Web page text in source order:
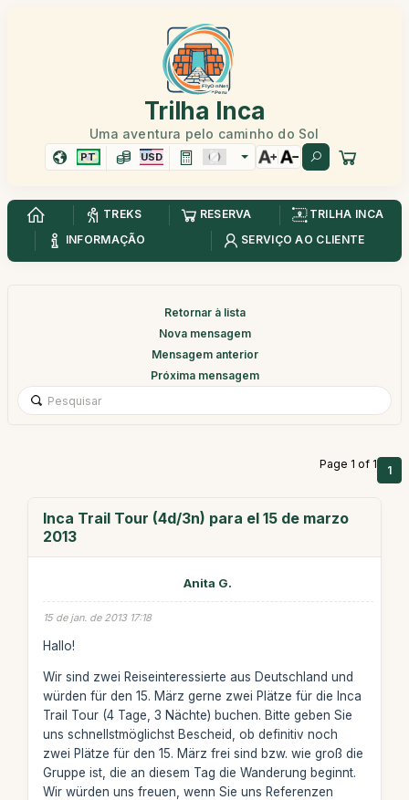
Trilha Inca
Uma aventura pelo caminho do Sol
PT USD
TREKS RESERVA
TRILHA INCA
INFORMAÇÃO
SERVIÇO AO CLIENTE
Retornar à lista
Nova mensagem
Mensagem anterior
Próxima mensagem
Page 1 of 1 1
Inca Trail Tour (4d/3n) para el 15 de marzo
2013
Anita G.
15 de jan. de 2013 17:18
Hallo!
Wir sind zwei Reiseinteressierte aus Deutschland und
würden für den 15. März gerne zwei Plätze für die Inca
Trail Tour (4 Tage, 3 Nächte) buchen. Bitte geben Sie
uns schnellstmöglichst Bescheid, ob definitiv noch
zwei Plätze für den 15. März frei sind bzw. wie groß die
Gruppe ist, die an diesem Tag die Wanderung beginnt.
Wir würden uns freuen, wenn Sie uns Referenzen